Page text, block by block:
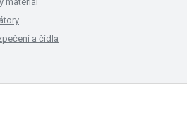
a čidla